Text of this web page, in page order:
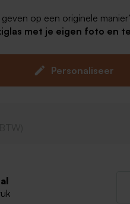
op een originele
met je eigen foto en
kunt uitstallen zonder dat
Personaliseer